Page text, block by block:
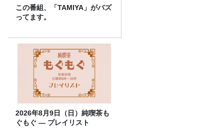
この番組、「TAMIYA」がバズ
ってます。
2026年8月9日（日）純喫茶も
ぐもぐ ― プレイリスト